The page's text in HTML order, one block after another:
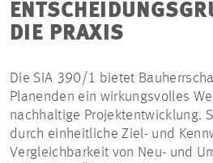
DIE PRAXIS
Die SIA 390/1 bietet
Planenden ein wirkungsvolles
nachhaltige Projektentwicklung.
durch einheitliche Ziel- und
Vergleichbarkeit von Neu- und